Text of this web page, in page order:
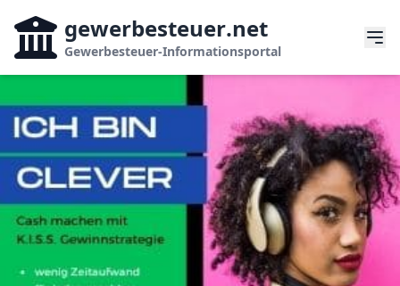
gewerbesteuer.net
Gewerbesteuer-Informationsportal